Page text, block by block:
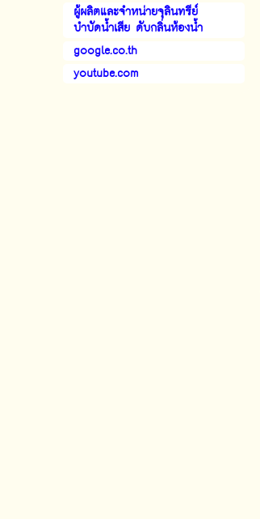
ผู้ผลิตและจำหน่ายจุลินทรีย์
บำบัดน้ำเสีย ดับกลิ่นห้องน้ำ
google.co.th
youtube.com